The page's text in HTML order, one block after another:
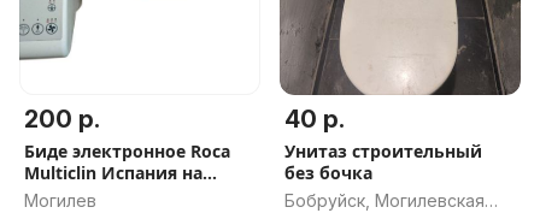
200 р.
Биде электронное Roca
Multiclin Испания на
унитаз
Могилев
40 р.
Унитаз строительный
без бочка
Бобруйск, Могилевская